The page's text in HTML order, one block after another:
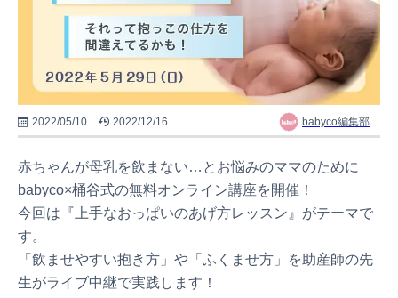
2022/05/10 2022/12/16 babyco編集部
赤ちゃんが母乳を飲まない…とお悩みのママのために
babyco×桶谷式の無料オンライン講座を開催！
今回は『上手なおっぱいのあげ方レッスン』がテーマで
す。
「飲ませやすい抱き方」や「ふくませ方」を助産師の先
生がライブ中継で実践します！